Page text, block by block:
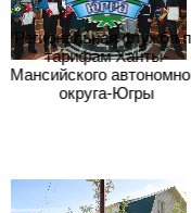
Региональная служба
тарифам Ханты-
Мансийского
округа-Югры